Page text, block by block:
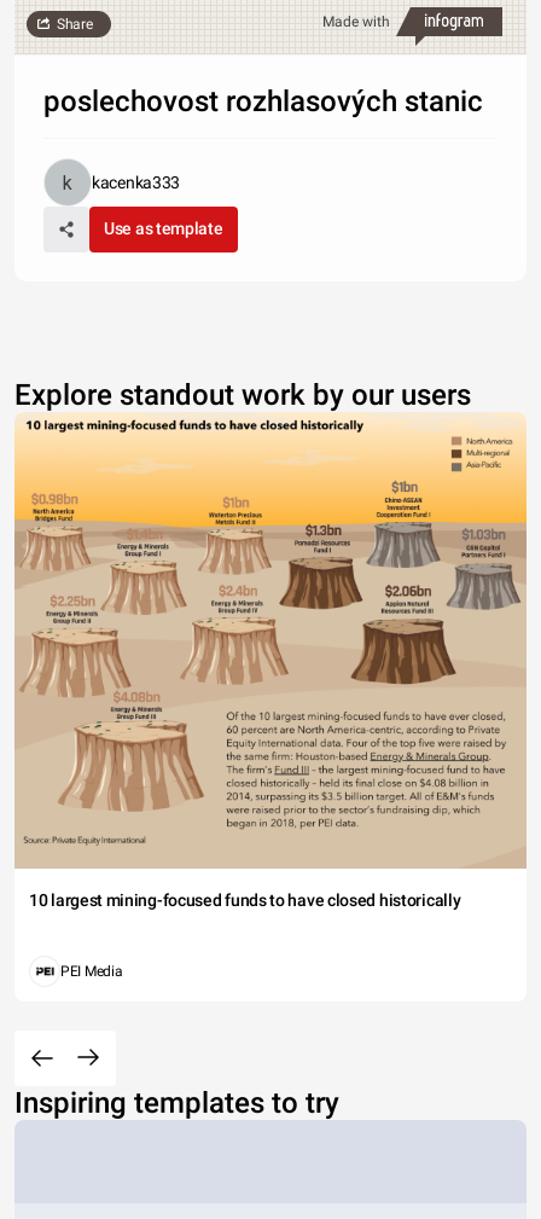
Made with
Share
poslechovost rozhlasových stanic
kacenka333
Use as template
Explore standout work by our users
10 largest mining-focused funds to have closed historically
PEI Media
Inspiring templates to try